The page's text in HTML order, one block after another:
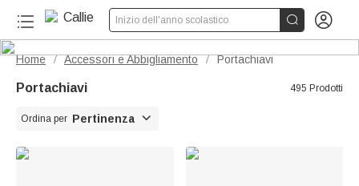
Inizio dell'anno scolastico  
Home / Accessori e Abbigliamento / Portachiavi
Portachiavi 495 Prodotti
Ordina per Pertinenza 